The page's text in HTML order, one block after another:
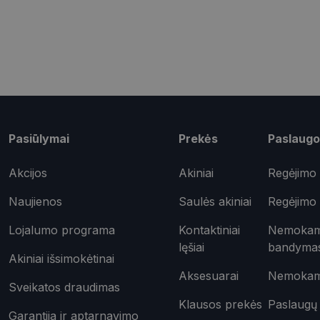
Pasiūlymai
Akcijos
Naujienos
Lojalumo programa
Akiniai išsimokėtinai
Sveikatos draudimas
Garantija ir aptarnavimo
Prekės
Akiniai
Saulės akiniai
Kontaktiniai
lęšiai
Aksesuarai
Klausos prekės
Pavadinimas
_ga
test_cookie
_gcl_au
Inc.